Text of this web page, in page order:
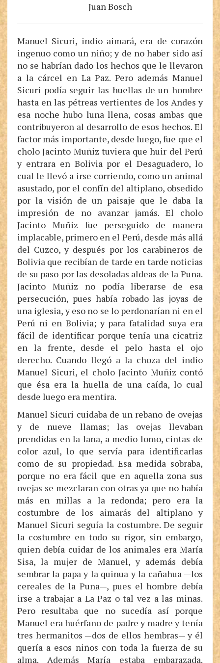
Juan Bosch
Manuel Sicuri, indio aimará, era de corazón
ingenuo como un niño; y de no haber sido así
no se habrían dado los hechos que le llevaron
a la cárcel en La Paz. Pero además Manuel
Sicuri podía seguir las huellas de un hombre
hasta en las pétreas vertientes de los Andes y
esa noche hubo luna llena, cosas ambas que
contribuyeron al desarrollo de esos hechos. El
factor más importante, desde luego, fue que el
cholo Jacinto Muñiz tuviera que huir del Perú
y entrara en Bolivia por el Desaguadero, lo
cual le llevó a irse corriendo, como un animal
asustado, por el confín del altiplano, obsedido
por la visión de un paisaje que le daba la
impresión de no avanzar jamás. El cholo
Jacinto Muñiz fue perseguido de manera
implacable, primero en el Perú, desde más allá
del Cuzco, y después por los carabineros de
Bolivia que recibían de tarde en tarde noticias
de su paso por las desoladas aldeas de la Puna.
Jacinto Muñiz no podía liberarse de esa
persecución, pues había robado las joyas de
una iglesia, y eso no se lo perdonarían ni en el
Perú ni en Bolivia; y para fatalidad suya era
fácil de identificar porque tenía una cicatriz
en la frente, desde el pelo hasta el ojo
derecho. Cuando llegó a la choza del indio
Manuel Sicuri, el cholo Jacinto Muñiz contó
que ésa era la huella de una caída, lo cual
desde luego era mentira.
Manuel Sicuri cuidaba de un rebaño de ovejas
y de nueve llamas; las ovejas llevaban
prendidas en la lana, a medio lomo, cintas de
color azul, lo que servía para identificarlas
como de su propiedad. Esa medida sobraba,
porque no era fácil que en aquella zona sus
ovejas se mezclaran con otras ya que no había
más en millas a la redonda; pero era la
costumbre de los aimarás del altiplano y
Manuel Sicuri seguía la costumbre. De seguir
la costumbre en todo su rigor, sin embargo,
quien debía cuidar de los animales era María
Sisa, la mujer de Manuel, y además debía
sembrar la papa y la quinua y la cañahua —los
cereales de la Puna—, pues el hombre debía
irse a trabajar a La Paz o tal vez a las minas.
Pero resultaba que no sucedía así porque
Manuel era huérfano de padre y madre y tenía
tres hermanitos —dos de ellos hembras— y él
quería a esos niños con toda la fuerza de su
alma. Además María estaba embarazada.